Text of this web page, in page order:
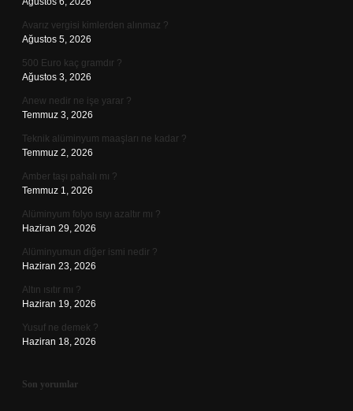
Avarız vergisi kimlerden alınmaz ?
Ağustos 5, 2026
500 Euro kaç gramdır ?
Ağustos 3, 2026
Anew nedir ne işe yarar ?
Temmuz 3, 2026
Teknik alüminyum maaşları ne kadar ?
Temmuz 2, 2026
Amber taşı pahalı mı ?
Temmuz 1, 2026
Alüminyum folyo ısıyı azaltır mı ?
Haziran 29, 2026
Alüminyumun diğer ismi nedir ?
Haziran 23, 2026
Altın ısıtır mı ?
Haziran 19, 2026
Yusuf ne demek ?
Haziran 18, 2026
Son yorumlar